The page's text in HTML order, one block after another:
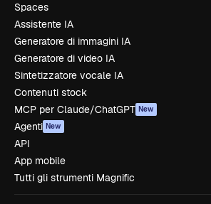
Spaces
Assistente IA
Generatore di immagini IA
Generatore di video IA
Sintetizzatore vocale IA
Contenuti stock
MCP per Claude/ChatGPT New
Agenti New
API
App mobile
Tutti gli strumenti Magnific